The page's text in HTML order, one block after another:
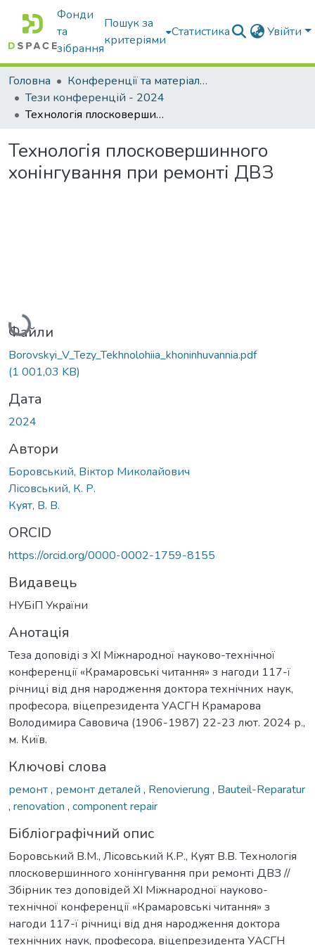
Фонди
та
зібрання
Пошук за
критеріями
Статистика Увійти
Головна
Конференції та матеріали конференцій
Тези конференцій - 2024
Технологія плосковершинного хонінгування при ремонті ДВЗ
Технологія плосковершинного
хонінгування при ремонті ДВЗ
Вантажиться...
Файли
Borovskyi_V_Tezy_Tekhnolohiia_khoninhuvannia.pdf
(1 001,03 KB)
Дата
2024
Автори
Боровський, Віктор Миколайович
Лісовський, К. Р.
Куят, В. В.
ORCID
https://orcid.org/0000-0002-1759-8155
Видавець
НУБіП України
Анотація
Теза доповіді з ХІ Міжнародної науково-технічної
конференції «Крамаровські читання» з нагоди 117-ї
річниці від дня народження доктора технічних наук,
професора, віцепрезидента УАСГН Крамарова
Володимира Савовича (1906-1987) 22-23 лют. 2024 р.,
м. Київ.
Ключові слова
ремонт, ремонт деталей , Renovierung , Bauteil-Reparatur
, renovation , component repair
Бібліографічний опис
Боровський В.М., Лісовський К.Р., Куят В.В. Технологія
плосковершинного хонінгування при ремонті ДВЗ //
Збірник тез доповідей ХI Міжнародної науково-
технічної конференції «Крамаровські читання» з
нагоди 117-ї річниці від дня народження доктора
технічних наук, професора, віцепрезидента УАСГН